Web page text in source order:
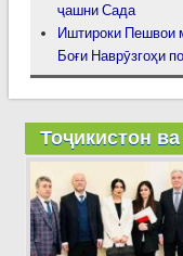
ҷашни Сада
Иштироки Пешвои
Боғи Наврӯзгоҳи
Тоҷикистон